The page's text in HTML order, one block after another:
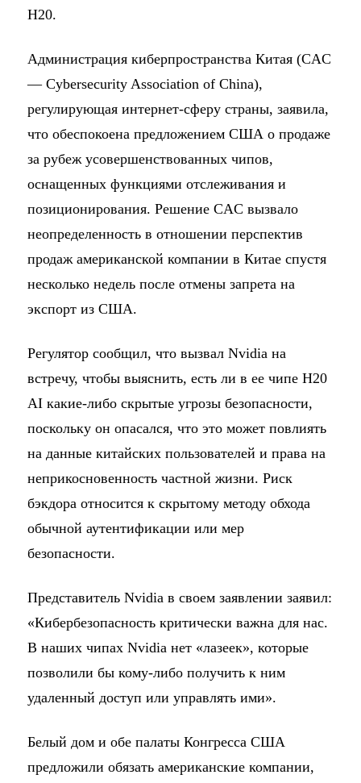
H20.
Администрация киберпространства Китая (CAC
— Cybersecurity Association of China),
регулирующая интернет-сферу страны, заявила,
что обеспокоена предложением США о продаже
за рубеж усовершенствованных чипов,
оснащенных функциями отслеживания и
позиционирования. Решение CAC вызвало
неопределенность в отношении перспектив
продаж американской компании в Китае спустя
несколько недель после отмены запрета на
экспорт из США.
Регулятор сообщил, что вызвал Nvidia на
встречу, чтобы выяснить, есть ли в ее чипе H20
AI какие-либо скрытые угрозы безопасности,
поскольку он опасался, что это может повлиять
на данные китайских пользователей и права на
неприкосновенность частной жизни. Риск
бэкдора относится к скрытому методу обхода
обычной аутентификации или мер
безопасности.
Представитель Nvidia в своем заявлении заявил:
«Кибербезопасность критически важна для нас.
В наших чипах Nvidia нет «лазеек», которые
позволили бы кому-либо получить к ним
удаленный доступ или управлять ими».
Белый дом и обе палаты Конгресса США
предложили обязать американские компании,